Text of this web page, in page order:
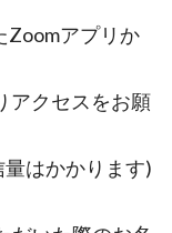
Zoomアプリか
アクセスをお願
はかかります)